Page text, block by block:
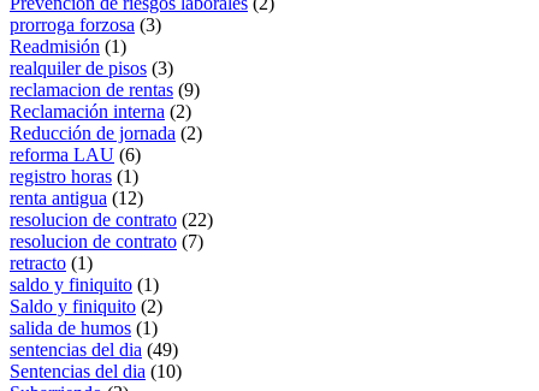
prorroga forzosa (3)
Readmisión (1)
realquiler de pisos (3)
reclamacion de rentas (9)
Reclamación interna (2)
Reducción de jornada (2)
reforma LAU (6)
registro horas (1)
renta antigua (12)
resolucion de contrato (22)
resolucion de contrato (7)
retracto (1)
saldo y finiquito (1)
Saldo y finiquito (2)
salida de humos (1)
sentencias del dia (49)
Sentencias del dia (10)